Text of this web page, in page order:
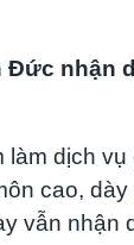
Đức nhận
làm dịch
cao,
vẫn nhận